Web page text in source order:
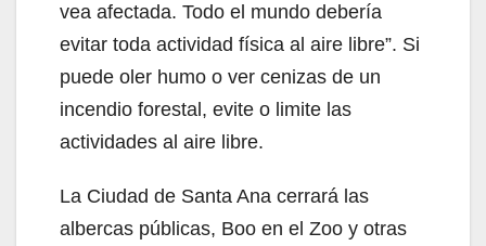
vea afectada. Todo el mundo debería
evitar toda actividad física al aire libre”. Si
puede oler humo o ver cenizas de un
incendio forestal, evite o limite las
actividades al aire libre.
La Ciudad de Santa Ana cerrará las
albercas públicas, Boo en el Zoo y otras